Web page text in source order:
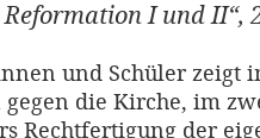
I und II“,
und Schüler zeigt
die Kirche, im
Rechtfertigung der